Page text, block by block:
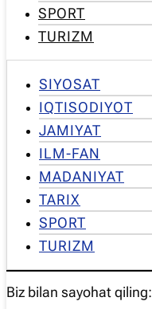
SPORT
TURIZM
SIYOSAT
IQTISODIYOT
JAMIYAT
ILM-FAN
MADANIYAT
TARIX
SPORT
TURIZM
Biz bilan sayohat qiling: